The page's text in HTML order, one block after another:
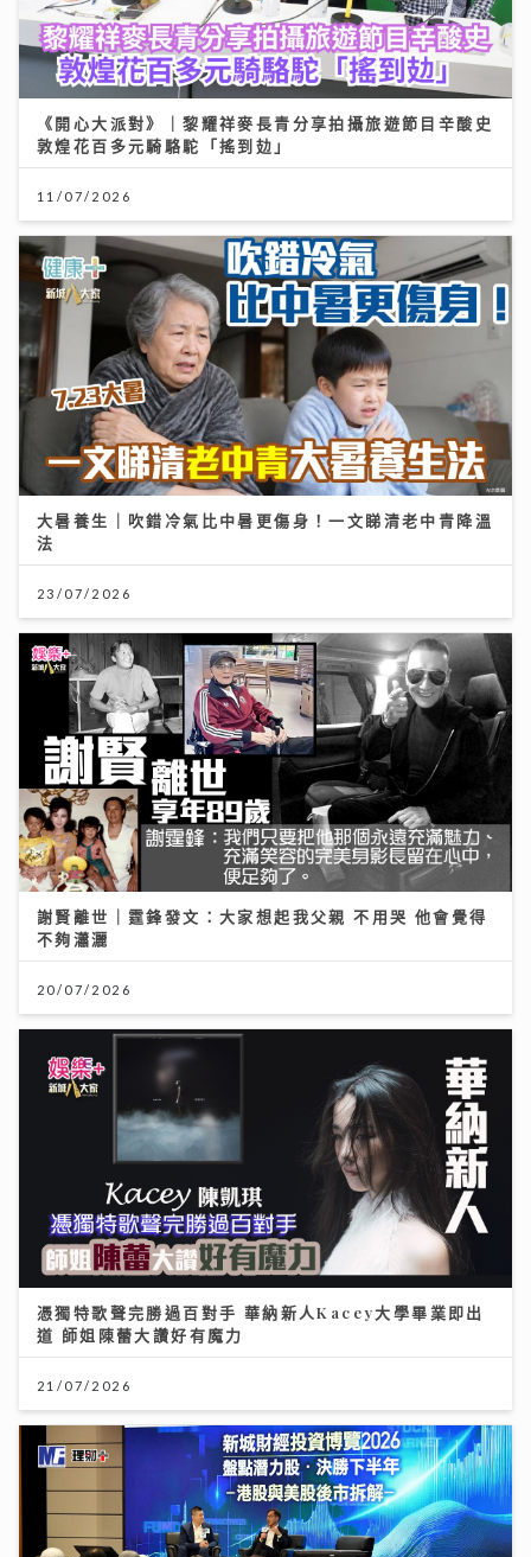
《開心大派對》｜黎耀祥麥長青分享拍攝旅遊節目辛酸史
敦煌花百多元騎駱駝「搖到攰」
11/07/2026
大暑養生｜吹錯冷氣比中暑更傷身！一文睇清老中青降溫
法
23/07/2026
謝賢離世｜霆鋒發文：大家想起我父親 不用哭 他會覺得
不夠瀟灑
20/07/2026
憑獨特歌聲完勝過百對手 華納新人Kacey大學畢業即出
道 師姐陳蕾大讚好有魔力
21/07/2026